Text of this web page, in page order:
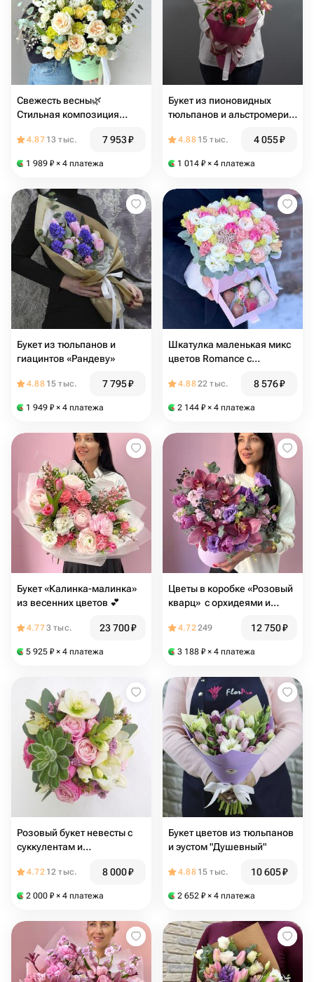
Свежесть весны🌿
Стильная композиция
4.87 13 тыс. 7 953₽
1 989 ₽ × 4 платежа
Букет из пионовидных
тюльпанов и альстромерий
4.88 15 тыс. 4 055₽
1 014 ₽ × 4 платежа
Букет из тюльпанов и
гиацинтов «Рандеву»
4.88 15 тыс. 7 795₽
1 949 ₽ × 4 платежа
Шкатулка маленькая микс
цветов Romance с
4.8822 тыс. 8 576₽
2 144 ₽ × 4 платежа
Букет «Калинка-малинка»
из весенних цветов 💕
4.773 тыс. 23 700₽
5 925 ₽ × 4 платежа
Цветы в коробке «Розовый
кварц» ️ с орхидеями и
4.72249 12 750₽
3 188 ₽ × 4 платежа
Розовый букет невесты с
суккулентам и
бамбастик. Бутоньерка в
4.72 12 тыс. 8 000₽
2 000 ₽ × 4 платежа
Букет цветов из тюльпанов
и эустом "Душевный"
4.88 15 тыс. 10 605₽
2 652 ₽ × 4 платежа